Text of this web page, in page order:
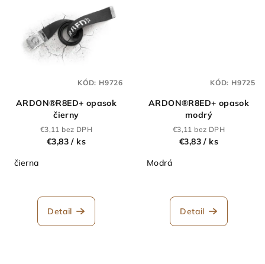
ARDON®R8ED+ opasok
čierny
€3,11 bez DPH
€3,83/ ks
čierna
Detail
KÓD: H9726
ARDON®R8ED+ opasok
modrý
€3,11 bez DPH
€3,83/ ks
Modrá
Detail
KÓD: H9725